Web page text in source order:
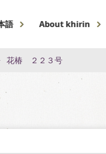
語 About khirin
花椿 ２２３号